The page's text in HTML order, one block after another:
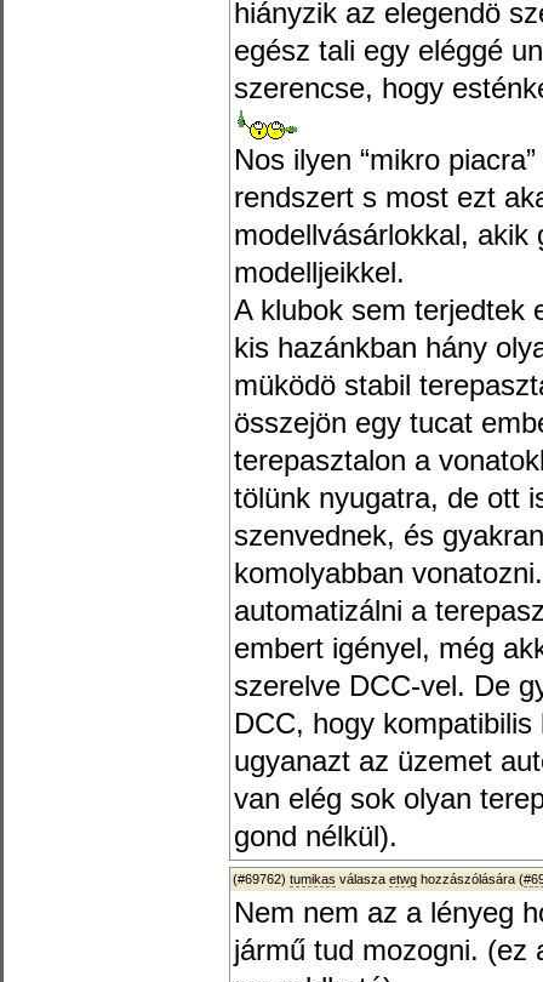
hiányzik az elegendö
egész tali egy eléggé
szerencse, hogy
Nos ilyen “mikro
rendszert s most ezt
modellvásárlokkal, akik
modelljeikkel.
A klubok sem terjedtek
kis hazánkban hány
müködö stabil
összejön egy tucat
terepasztalon a
tölünk nyugatra, de ott
szenvednek, és
komolyabban
automatizálni a
embert igényel, még
szerelve DCC-vel. De
DCC, hogy
ugyanazt az üzemet
van elég sok olyan
gond nélkül).
(#69762) tumikas válasza etwg hozzászólására (
Nem nem az a lényeg
jármű tud mozogni. (ez